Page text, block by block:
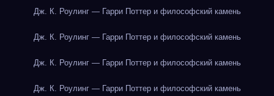
Дж. К. Роулинг — Гарри Поттер и философский камень
Дж. К. Роулинг — Гарри Поттер и философский камень
Дж. К. Роулинг — Гарри Поттер и философский камень
Дж. К. Роулинг — Гарри Поттер и философский камень